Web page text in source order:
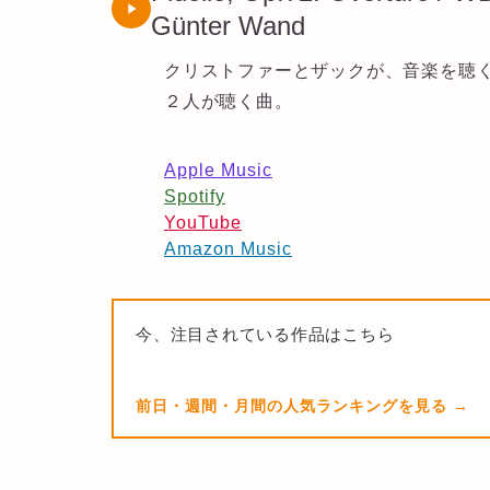
Günter Wand
クリストファーとザックが、音楽を聴
２人が聴く曲。
Apple Music
Spotify
YouTube
Amazon Music
今、注目されている作品はこちら
前日・週間・月間の人気ランキングを見る